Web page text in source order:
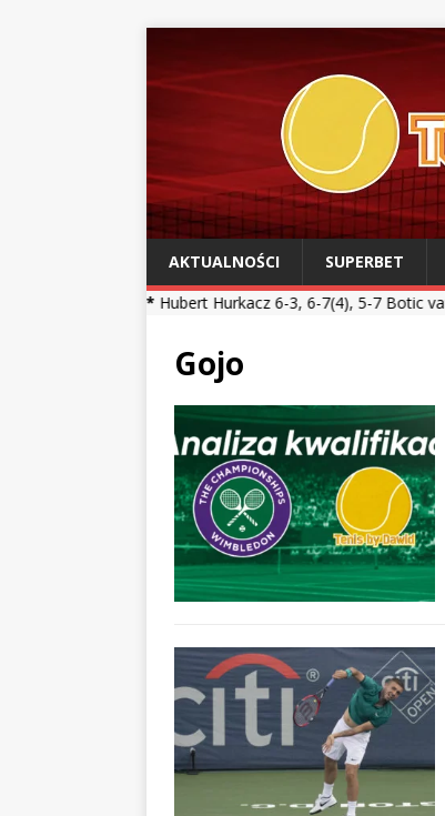
AKTUALNOŚCI SUPERBET
Hurkacz 6-3, 6-7(4), 5-7 Botic van de Zandschulp
Gojo